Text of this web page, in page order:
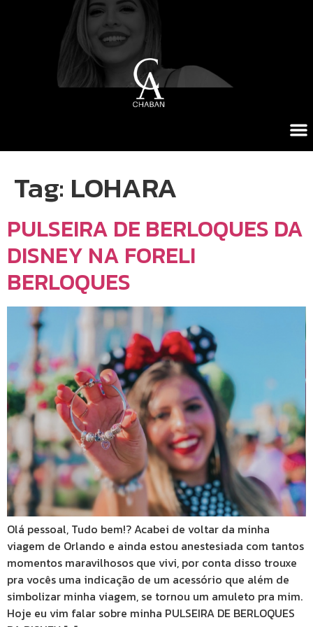
Tag: LOHARA
PULSEIRA DE BERLOQUES DA
DISNEY NA FORELI
BERLOQUES
Olá pessoal, Tudo bem!? Acabei de voltar da minha
viagem de Orlando e ainda estou anestesiada com tantos
momentos maravilhosos que vivi, por conta disso trouxe
pra vocês uma indicação de um acessório que além de
simbolizar minha viagem, se tornou um amuleto pra mim.
Hoje eu vim falar sobre minha PULSEIRA DE BERLOQUES